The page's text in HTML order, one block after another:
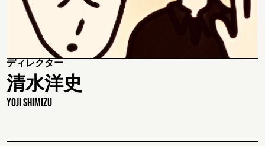
ディレクター
清水洋史
YOJI SHIMIZU